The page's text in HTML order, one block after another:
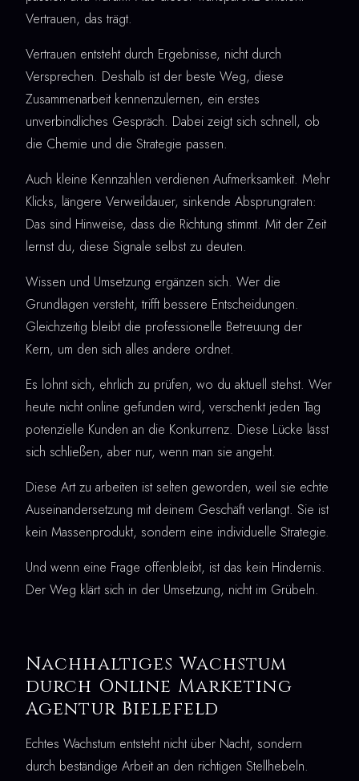
Vertrauen, das trägt.
Vertrauen entsteht durch Ergebnisse, nicht durch
Versprechen. Deshalb ist der beste Weg, diese
Zusammenarbeit kennenzulernen, ein erstes
unverbindliches Gespräch. Dabei zeigt sich schnell, ob
die Chemie und die Strategie passen.
Auch kleine Kennzahlen verdienen Aufmerksamkeit. Mehr
Klicks, längere Verweildauer, sinkende Absprungraten:
Das sind Hinweise, dass die Richtung stimmt. Mit der Zeit
lernst du, diese Signale selbst zu deuten.
Wissen und Umsetzung ergänzen sich. Wer die
Grundlagen versteht, trifft bessere Entscheidungen.
Gleichzeitig bleibt die professionelle Betreuung der
Kern, um den sich alles andere ordnet.
Es lohnt sich, ehrlich zu prüfen, wo du aktuell stehst. Wer
heute nicht online gefunden wird, verschenkt jeden Tag
potenzielle Kunden an die Konkurrenz. Diese Lücke lässt
sich schließen, aber nur, wenn man sie angeht.
Diese Art zu arbeiten ist selten geworden, weil sie echte
Auseinandersetzung mit deinem Geschäft verlangt. Sie ist
kein Massenprodukt, sondern eine individuelle Strategie.
Und wenn eine Frage offenbleibt, ist das kein Hindernis.
Der Weg klärt sich in der Umsetzung, nicht im Grübeln.
Nachhaltiges Wachstum
durch Online Marketing
Agentur Bielefeld
Echtes Wachstum entsteht nicht über Nacht, sondern
durch beständige Arbeit an den richtigen Stellhebeln.